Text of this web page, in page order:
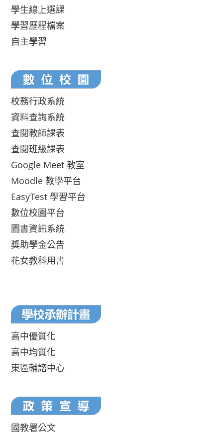
學生線上選課
學習歷程檔案
自主學習
校務行政系統
資料查詢系統
查閱教師課表
查閱班級課表
Google Meet 教室
Moodle 教學平台
EasyTest 學習平台
數位校園平台
圖書資訊系統
獎助學金公告
花女教科用書
高中優質化
高中均質化
東區輔諮中心
國教署公文